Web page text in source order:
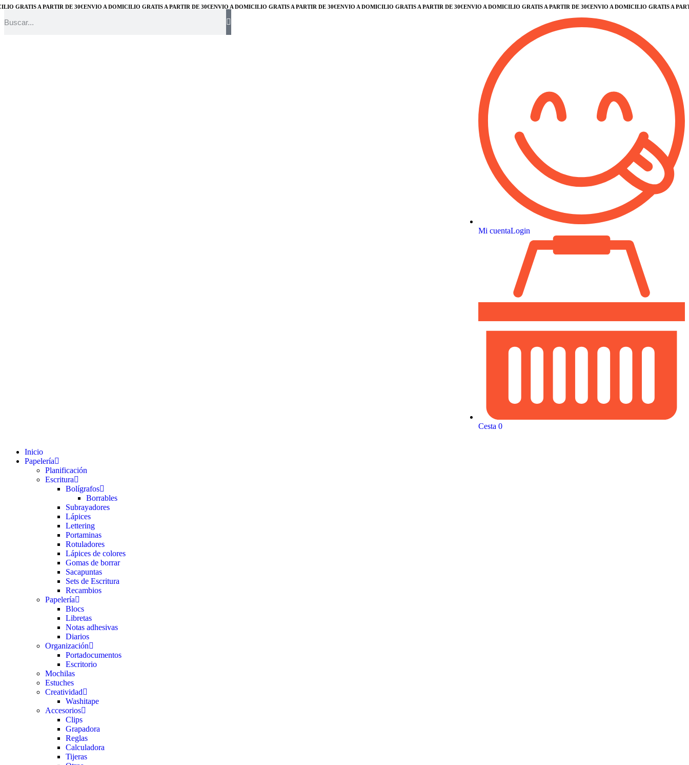
GRATIS A PARTIR DE 30€ENVÍO A DOMICILIO GRATIS A PARTIR DE 30€ENVÍO A DOMICILIO GRATIS A PARTIR DE 30€ENVÍO A DOMICILIO GRATIS A PARTIR DE 30€ENVÍO A DOMICILIO GRATIS A PARTIR DE 30€ENVÍO A DOMICILIO GRATIS A
Mi cuentaLogin
Cesta 0
Inicio
Papelería
Planificación
Escritura
Bolígrafos
Borrables
Subrayadores
Lápices
Lettering
Portaminas
Rotuladores
Lápices de colores
Gomas de borrar
Sacapuntas
Sets de Escritura
Recambios
Papelería
Blocs
Libretas
Notas adhesivas
Diarios
Organización
Portadocumentos
Escritorio
Mochilas
Estuches
Creatividad
Washitape
Accesorios
Clips
Grapadora
Reglas
Calculadora
Tijeras